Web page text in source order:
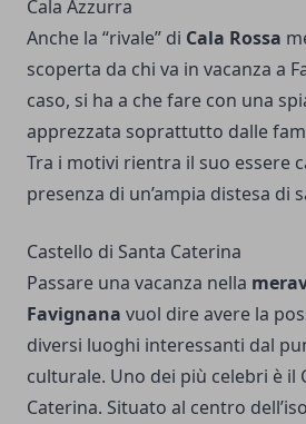
Cala Azzurra
Anche la “rivale” di Cala Rossa
scoperta da chi va in vacanza a
caso, si ha a che fare con una
apprezzata soprattutto dalle
Tra i motivi rientra il suo essere
presenza di un’ampia distesa di
Castello di Santa Caterina
Passare una vacanza nella
Favignana vuol dire avere la
diversi luoghi interessanti dal
culturale. Uno dei più celebri è il
Caterina. Situato al centro